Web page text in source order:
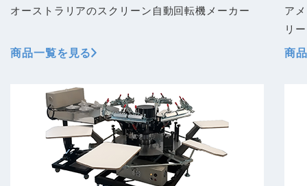
オーストラリアのスクリーン自動回転機メーカー
商品一覧を見る
ア
リ
商